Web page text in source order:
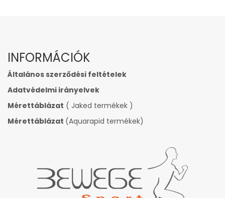
INFORMÁCIÓK
Általános szerződési feltételek
Adatvédelmi irányelvek
Mérettáblázat ( Jaked termékek )
Mérettáblázat (Aquarapid termékek)